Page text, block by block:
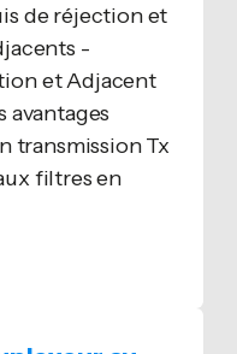
de réjection et
-
et Adjacent
avantages
transmission Tx
filtres en